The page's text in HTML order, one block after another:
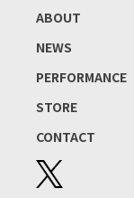
ABOUT
NEWS
PERFORMANCE
STORE
CONTACT